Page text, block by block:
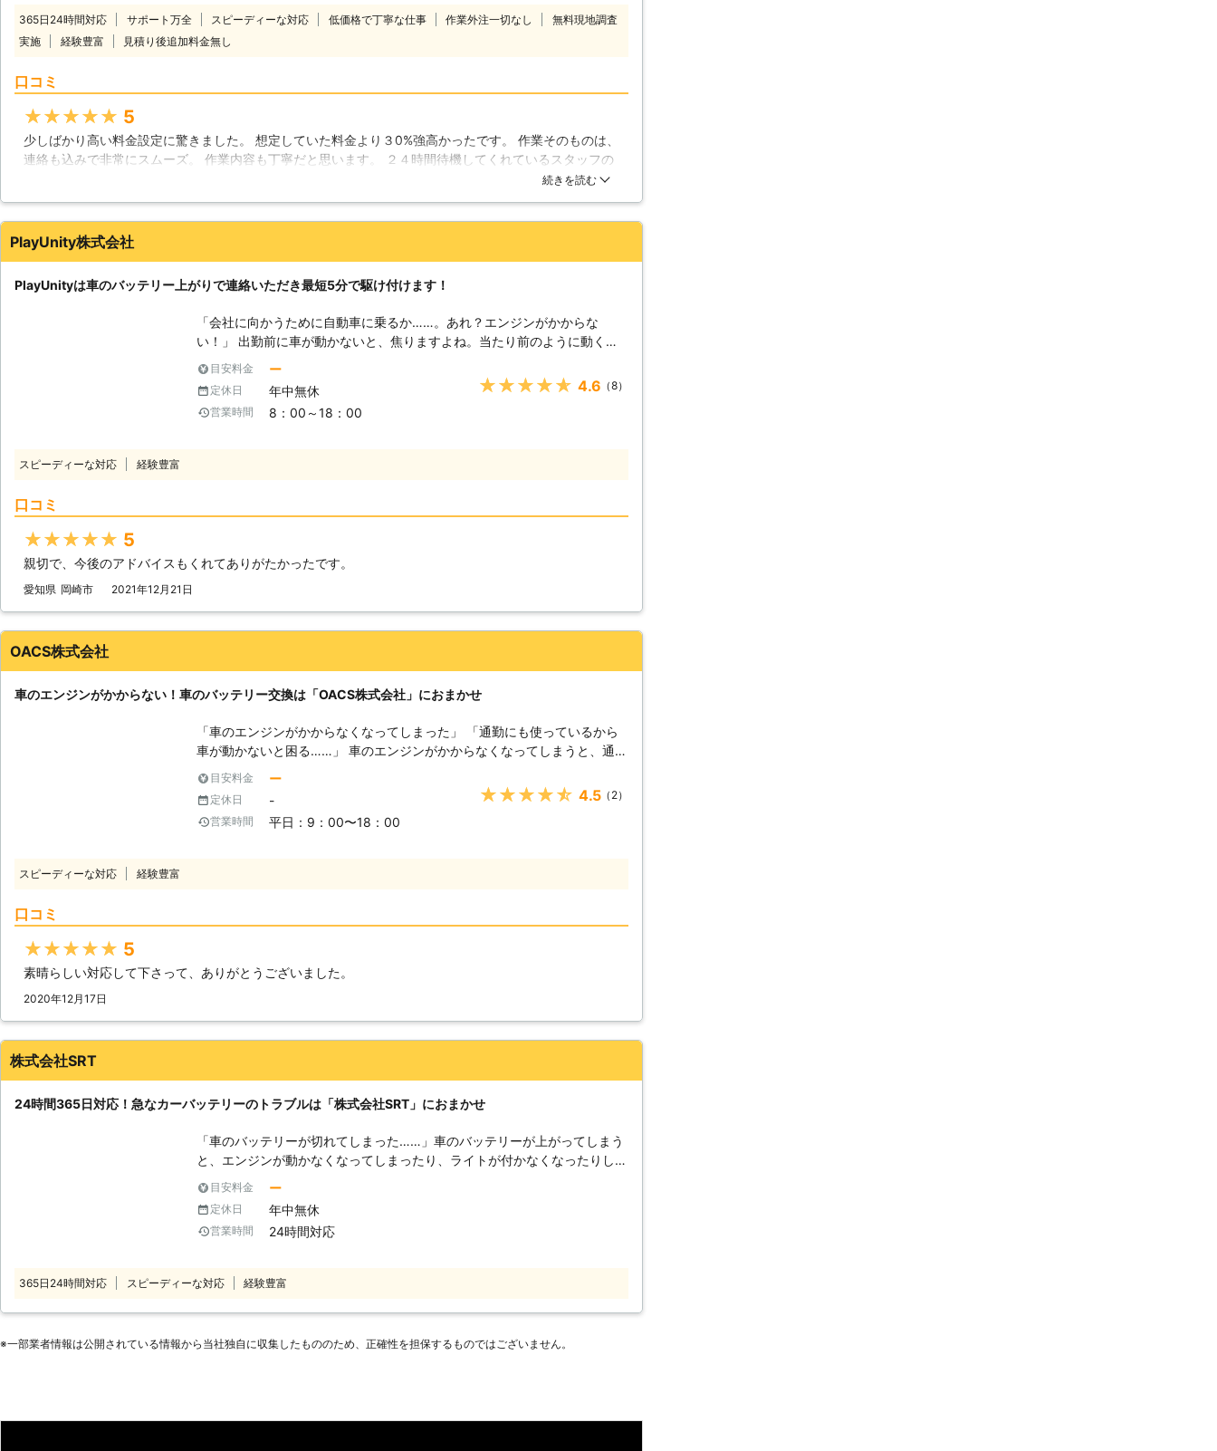
は24時間対応】 車を動かそうとしてもエンジンがかからないとき「どうし
よう」「早く直したい」そう思われる方が多いかと思います。当店なら最短
10分で駆け付け対応できますよ。 日中は京都市内にいるので、京都市の近
を実施しています。 エンジン始動の前には車の状態を確認し、エンジンが
かからない原因を突き止めます。もし車のバッテリーが原因でなかった場合
には、対処方法のアドバイスもおこなっていますよ。車に詳しいスタッフだ
から、お客様の大切な愛車もしっかり対応します。ご安心くださいね。
【古いバッテリーは交換も承ります！】 劣化によって古いバッテリーの機
っていますので、お気軽にお問い合わせください。 車のバッテリー上がり
は予期せず起こってしまいますよね。突然のことで「どうしよう」そうなっ
たら24時間営業の当店にお任せください。 【実際の施工実績】 ●滋賀県大
津市 依頼内容：車のエンジンがかからない メーカー：スバル 料金：
13,200円 ●大阪府摂津市 依頼内容：バイクのエンジンがかからない メーカ
ー：ヤマハ 料金：16,500円 ※税込価格です。 ※依頼内容に応じて料金は変
動します。
365日24時間対応 サポート万全 スピーディーな対応 低価格で丁寧な仕事 作業外注一切なし
無料現地調査
実施
経験豊富 見積り後追加料金無し
口コミ
★★★★★ 5
少しばかり高い料金設定に驚きました。 想定していた料金より３0%強高かったです。 作業そのものは、
連絡も込みで非常にスムーズ。 作業内容も丁寧だと思います。 ２４時間待機してくれているスタッフの
人件費を負担・提携工場から本部への中間マージンとか考えたら、そんな物かもしれませんが、１０%程
兵庫県 姫路市 2026年07月28日
続きを読む
PlayUnity株式会社
PlayUnityは車のバッテリー上がりで連絡いただき最短5分で駆け付けます！
「会社に向かうために自動車に乗るか……。あれ？エンジンがかからな
い！」 出勤前に車が動かないと、焦りますよね。当たり前のように動くと
思っていたので、今から電車で会社に行こうにも、遅刻してしまうかもしれ
ません。「どうせ遅刻するなら、車が動くようにしてからにしよう！」そん
なときは弊社「PlayUnity」が高速でお客様の元へ駆けつけて、お助けしま
す！ 【最短5分で駆け付けます】 エンジンがかからない場合、多くはバッ
の方法を用いてお客様のお悩みを解決いたします。 【どんな風にカーバッ
車を使ってお客様のバッテリーと接続することです。 もし、それで解決で
目安料金 ー
定休日 年中無休
営業時間 8：00～18：00
★★★★★ 4.6 （8）
スピーディーな対応 経験豊富
口コミ
★★★★★ 5
親切で、今後のアドバイスもくれてありがたかったです。
愛知県 岡崎市 2021年12月21日
OACS株式会社
車のエンジンがかからない！車のバッテリー交換は「OACS株式会社」におまかせ
「車のエンジンがかからなくなってしまった」 「通勤にも使っているから
車が動かないと困る……」 車のエンジンがかからなくなってしまうと、通勤
で使っている人やプライベートの時間に運転することが多い人にとっては行
動がかなり制限されてしまいます。 エンジンが動かなくなってしまったの
は、車のバッテリー上がりが原因かもしれません。この車のバッテリー上が
りは、バッテリーを充電することで回復します。バッテリー上がり回復作業
は車の中に搭載されていて、電気を貯める役割をしているからです。 ●バ
自分で充電することも可能ですが、バッテリーは必要以上の電流を与えてし
バッテリー充電を安全におこなうことができます。 また、弊社の経営スタ
をいただいております。弊社はお客様に心から満足いただくために、全力で
努力させていただいています。車のバッテリーが上がった時は「OACS株式
会社」をご利用くださいませ。
目安料金 ー
定休日 -
営業時間 平日：9：00〜18：00
★★★★★ 4.5（2）
スピーディーな対応 経験豊富
口コミ
★★★★★ 5
素晴らしい対応して下さって、ありがとうございました。
2020年12月17日
株式会社SRT
24時間365日対応！急なカーバッテリーのトラブルは「株式会社SRT」におまかせ
「車のバッテリーが切れてしまった……」車のバッテリーが上がってしまう
と、エンジンが動かなくなってしまったり、ライトが付かなくなったりして
しまいます。その原因は、車のバッテリーが上がってしまったからかもしれ
ません！もし車のバッテリーが上がった時は「株式会社SRT」におまかせく
ださい。 ●車のバッテリーが切れる原因は！？ 車のバッテリーが切れる原
因で多いものは、電力の使い過ぎです。ヘッドライトや室内灯を付けっぱな
車はエンジンをかけた状態で充電が開始されます。しかし車を動かさずに放
置しておくと、バッテリーは放電され続け、2～3ヶ月も放置すれば電気が
がいっぱい！？ 「とにかく動かないのは事実だから、何とかしないと……」
して爆発を引き起こしてしまう危険があります。 またほかにも、バッテリ
目安料金 ー
定休日 年中無休
営業時間 24時間対応
365日24時間対応 スピーディーな対応 経験豊富
※⼀部業者情報は公開されている情報から当社独⾃に収集したもののため、正確性を担保するものではございません。